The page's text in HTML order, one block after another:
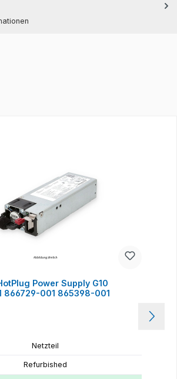
Power Supply G10
866729-001 865398-001
Netzteil
Refurbished